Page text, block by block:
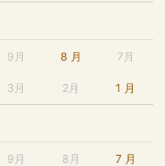
9月 8 月 7月
3月 2月 1 月
9月 8月 7 月